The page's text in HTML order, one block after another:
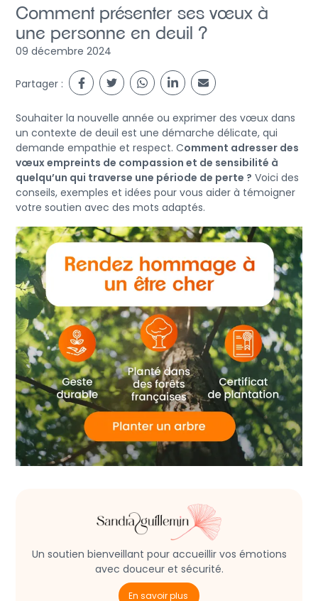
Comment présenter ses vœux à
une personne en deuil ?
09 décembre 2024
Partager :
Souhaiter la nouvelle année ou exprimer des vœux dans
un contexte de deuil est une démarche délicate, qui
demande empathie et respect. Comment adresser des
vœux empreints de compassion et de sensibilité à
quelqu’un qui traverse une période de perte ? Voici des
conseils, exemples et idées pour vous aider à témoigner
votre soutien avec des mots adaptés.
Un soutien bienveillant pour accueillir vos émotions
avec douceur et sécurité.
En savoir plus